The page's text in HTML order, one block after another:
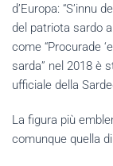
d’Europa: “S’innu
del patriota sardo
come “Procurade
sarda” nel 2018 è
ufficiale della
La figura più
comunque quella